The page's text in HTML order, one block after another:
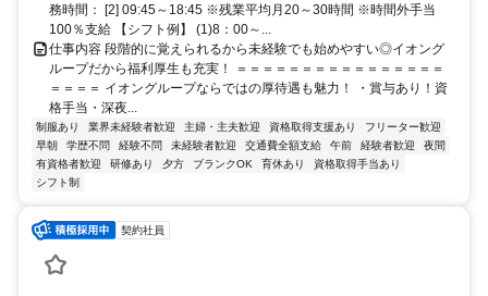
務時間： [2] 09:45～18:45 ※残業平均月20～30時間 ※時間外手当
100％支給 【シフト例】 (1)8：00～...
仕事内容 段階的に覚えられるから未経験でも始めやすい◎イオング
ループだから福利厚生も充実！ ＝＝＝＝＝＝＝＝＝＝＝＝＝＝＝＝
＝＝＝＝ イオングループならではの厚待遇も魅力！ ・賞与あり！資
格手当・深夜...
制服あり 業界未経験者歓迎 主婦・主夫歓迎 資格取得支援あり
フリーター歓迎
早朝
学歴不問 経験不問 未経験者歓迎 交通費全額支給 午前 経験者歓迎
夜間
有資格者歓迎
研修あり 夕方 ブランクOK 育休あり
資格取得手当あり
シフト制
契約社員